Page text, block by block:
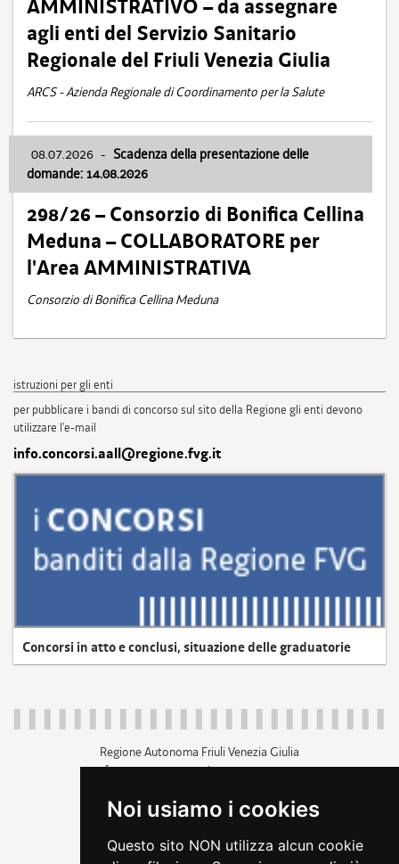
Noi usiamo i cookies
Questo sito NON utilizza alcun cookie
AMMINISTRATIVO – da assegnare
agli enti del Servizio Sanitario
Regionale del Friuli Venezia Giulia
ARCS - Azienda Regionale di Coordinamento per la Salute
08.07.2026 - Scadenza della presentazione delle
domande: 14.08.2026
298/26 – Consorzio di Bonifica Cellina
Meduna – COLLABORATORE per
l'Area AMMINISTRATIVA
Consorzio di Bonifica Cellina Meduna
istruzioni per gli enti
per pubblicare i bandi di concorso sul sito della Regione gli enti devono
utilizzare l'e-mail
info.concorsi.aall@regione.fvg.it
Concorsi in atto e conclusi, situazione delle graduatorie
Regione Autonoma Friuli Venezia Giulia
c.f. 80014930327; p.iva 00526040324
+39 040 3771111